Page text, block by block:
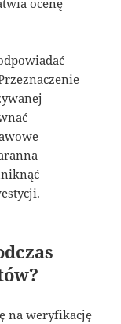
ocenę
na weryfikację